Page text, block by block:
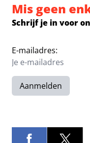
Mis geen
Schrijf je in voor
E-mailadres:
Aanmelden